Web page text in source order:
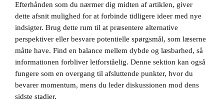
Efterhånden som du nærmer dig midten af artiklen, giver
dette afsnit mulighed for at forbinde tidligere ideer med nye
indsigter. Brug dette rum til at præsentere alternative
perspektiver eller besvare potentielle spørgsmål, som læserne
måtte have. Find en balance mellem dybde og læsbarhed, så
informationen forbliver letforståelig. Denne sektion kan også
fungere som en overgang til afsluttende punkter, hvor du
bevarer momentum, mens du leder diskussionen mod dens
sidste stadier.